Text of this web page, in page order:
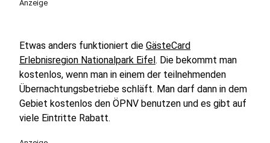
Anzeige
Etwas anders funktioniert die GästeCard
Erlebnisregion Nationalpark Eifel. Die bekommt man
kostenlos, wenn man in einem der teilnehmenden
Übernachtungsbetriebe schläft. Man darf dann in dem
Gebiet kostenlos den ÖPNV benutzen und es gibt auf
viele Eintritte Rabatt.